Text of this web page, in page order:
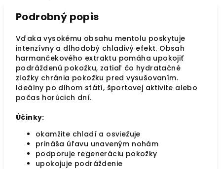
Podrobný popis
Vďaka vysokému obsahu mentolu poskytuje
intenzívny a dlhodobý chladivý efekt. Obsah
harmančekového extraktu pomáha upokojiť
podráždenú pokožku, zatiaľ čo hydratačné
zložky chránia pokožku pred vysušovaním.
Ideálny po dlhom státí, športovej aktivite alebo
počas horúcich dní.
Účinky:
okamžite chladí a osviežuje
prináša úľavu unaveným nohám
podporuje regeneráciu pokožky
upokojuje podráždenie